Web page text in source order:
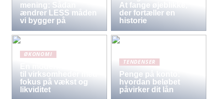
mening: Sådan
ændrer LESS måden
vi bygger på
At fange øjeblikke,
der fortæller en
historie
ØKONOMI
til virksomheder med
fokus på vækst og
likviditet
TENDENSER
Penge på konto:
hvordan beløbet
påvirker dit lån